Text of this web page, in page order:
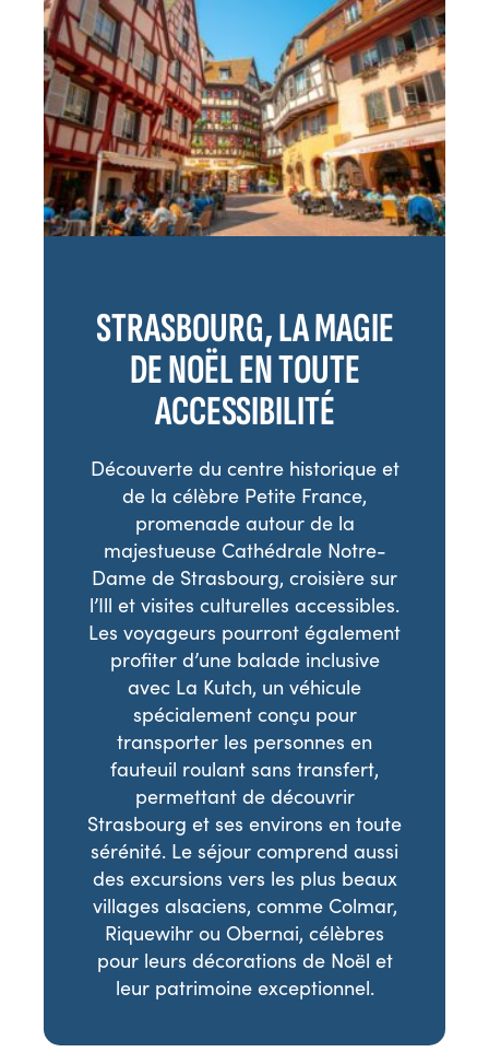
STRASBOURG, LA MAGIE
DE NOËL EN TOUTE
ACCESSIBILITÉ
Découverte du centre historique et
de la célèbre Petite France,
promenade autour de la
majestueuse Cathédrale Notre-
Dame de Strasbourg, croisière sur
l’Ill et visites culturelles accessibles.
Les voyageurs pourront également
profiter d’une balade inclusive
avec La Kutch, un véhicule
spécialement conçu pour
transporter les personnes en
fauteuil roulant sans transfert,
permettant de découvrir
Strasbourg et ses environs en toute
sérénité. Le séjour comprend aussi
des excursions vers les plus beaux
villages alsaciens, comme Colmar,
Riquewihr ou Obernai, célèbres
pour leurs décorations de Noël et
leur patrimoine exceptionnel.